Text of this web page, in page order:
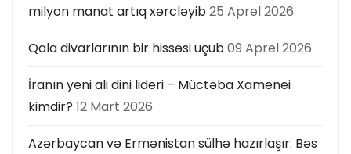
milyon manat artıq xərcləyib25 Aprel 2026
Qala divarlarının bir hissəsi uçub09 Aprel 2026
İranın yeni ali dini lideri – Müctəba Xamenei
kimdir? 12 Mart 2026
Azərbaycan və Ermənistan sülhə hazırlaşır. Bəs